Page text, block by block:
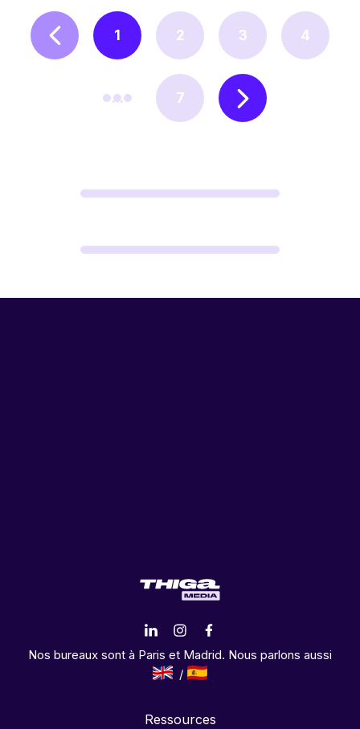
1 2 3 4
... 7
Nos bureaux sont à Paris et Madrid. Nous parlons aussi
Ressources